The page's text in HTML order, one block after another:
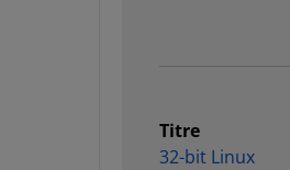
Titre
32-bit Linux